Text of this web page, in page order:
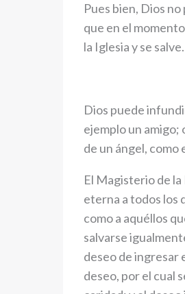
Pues bien, Dios
que en el
la Iglesia y se salve.
Dios puede
ejemplo un amigo;
de un ángel, como
El Magisterio de
eterna a todos los
como a aquéllos
salvarse
deseo de ingresar
deseo, por el cual